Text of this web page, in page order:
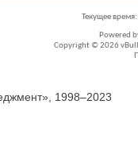
Текущее время:
Powered
Copyright © 2026
1998–2023